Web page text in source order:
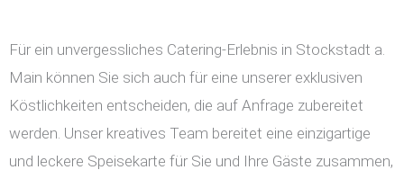
Für ein unvergessliches Catering-Erlebnis in Stockstadt a.
Main können Sie sich auch für eine unserer exklusiven
Köstlichkeiten entscheiden, die auf Anfrage zubereitet
werden. Unser kreatives Team bereitet eine einzigartige
und leckere Speisekarte für Sie und Ihre Gäste zusammen,